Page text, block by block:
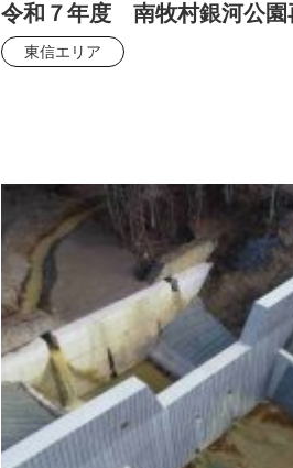
令和７年度 南牧村銀河公園
東信エリア